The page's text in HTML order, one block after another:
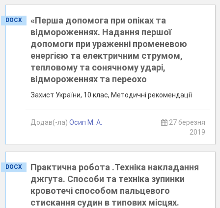
DOCX
«Перша допомога при опіках та
відмороженнях. Надання першої
допомоги при ураженні променевою
енергією та електричним струмом,
тепловому та сонячному ударі,
відмороженнях та переохо
Захист України, 10 клас, Методичні рекомендації
Додав(-ла) Осип М. А.
27 березня
2019
DOCX
Практична робота .Техніка накладання
джгута. Способи та техніка зупинки
кровотечі способом пальцевого
стискання судин в типових місцях.